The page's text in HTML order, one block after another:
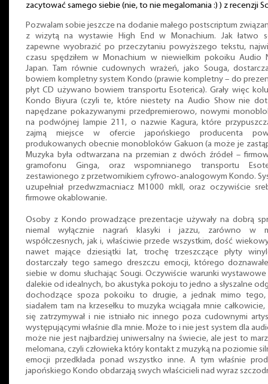
zacytować samego siebie (nie, to nie megalomania :) ) z recenzji
Pozwalam sobie jeszcze na dodanie małego postscriptum
z wizytą na wystawie High End w Monachium. Jak łatwo
zapewne wyobrazić po przeczytaniu powyższego tekstu,
czasu spędziłem w Monachium w niewielkim pokoiku Audio
Japan. Tam równie cudownych wrażeń, jako Souga,
bowiem kompletny system Kondo (prawie kompletny – do
płyt CD używano bowiem transportu Esoterica). Grały więc
Kondo Biyura (czyli te, które niestety na Audio Show nie
napędzane pokazywanymi przedpremierowo, nowymi
na podwójnej lampie 211, o nazwie Kagura, które
zajmą miejsce w ofercie japońskiego producenta
produkowanych obecnie monobloków Gakuon (a może je
Muzyka była odtwarzana na przemian z dwóch źródeł –
gramofonu Ginga, oraz wspomnianego transportu
zestawionego z przetwornikiem cyfrowo-analogowym Kondo.
uzupełniał przedwzmacniacz M1000 mkII, oraz oczywiście
firmowe okablowanie.
Osoby z Kondo prowadzące prezentacje używały na dobrą
niemal wyłącznie nagrań klasyki i jazzu, zarówno w
współczesnych, jak i, właściwie przede wszystkim, dość
nawet mające dziesiątki lat, trochę trzeszczące płyty
dostarczały tego samego dreszczu emocji, którego
siebie w domu słuchając Sougi. Oczywiście warunki wystawowe
dalekie od idealnych, bo akustyka pokoju to jedno a słyszalne
dochodzące spoza pokoiku to drugie, a jednak mimo
siadałem tam na krzesełku to muzyka wciągała mnie całkowicie,
się zatrzymywał i nie istniało nic innego poza cudownymi
występującymi właśnie dla mnie. Może to i nie jest system dla
może nie jest najbardziej uniwersalny na świecie, ale jest to
melomana, czyli człowieka który kontakt z muzyką na poziomie
emocji przedkłada ponad wszystko inne. A tym właśnie
japońskiego Kondo obdarzają swych właścicieli nad wyraz